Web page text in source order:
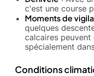
c'est une course
Moments de
quelques
calcaires peuvent
spécialement
Conditions